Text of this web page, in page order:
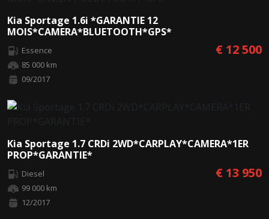
Kia Sportage 1.6i *GARANTIE 12
MOIS*CAMERA*BLUETOOTH*GPS*
Essence
85 000 km
09/2017
€ 12 500
Kia Sportage 1.7 CRDi 2WD*CARPLAY*CAMERA*1ER
PROP*GARANTIE*
Diesel
99 000 km
12/2017
€ 13 950